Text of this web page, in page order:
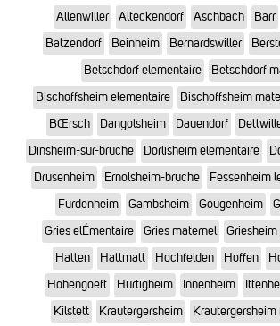
Allenwiller Alteckendorf Aschbach Barr
Batzendorf
Beinheim Bernardswiller
Betschdorf elementaire
Betschdorf
Bischoffsheim elementaire
Bischoffsheim
BŒrsch
Dangolsheim Dauendorf
Dinsheim-sur-bruche
Dorlisheim elementaire
Drusenheim
Ernolsheim-bruche Fessenheim
Furdenheim
Gambsheim Gougenheim
Gries elÉmentaire
Gries maternel
Hatten
Hattmatt Hochfelden Hoffen
Hohengoeft
Hurtigheim Innenheim
Kilstett
Krautergersheim